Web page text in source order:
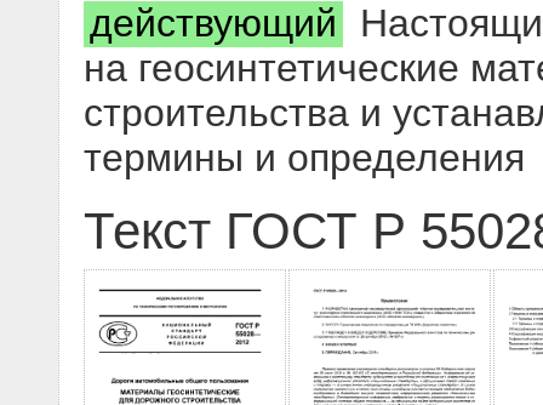
действующий
на геосинтетические
строительства и
термины и определения
Текст ГОСТ Р